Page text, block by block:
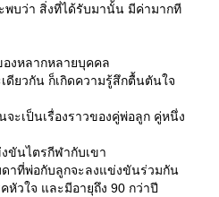
บว่า สิ่งที่ได้รับมานั้น มีค่ามากที
องหลากหลายบุคคล
ยวกัน ก็เกิดความรู้สึกตื้นตันใจ
ะเป็นเรื่องราวของคู่พ่อลูก คู่หนึ่ง
ขันไตรกีฬากับเขา
าที่พ่อกับลูกจะลงแข่งขันร่วมกัน
วใจ และมีอายุถึง 90 กว่าปี